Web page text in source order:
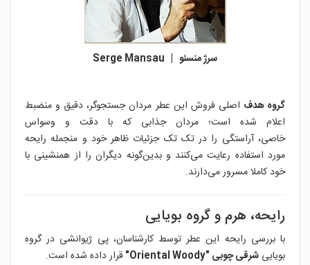
سرژ منسئو | Serge Mansau
گروه هدف اصلی فروش این عطر مردان جستجوگر، دقیق و منضبط
اعلام شده است؛ مردان جذابی که با دقت و وسواس
خاصی، آراستگی را در تک تک جزئیات ظاهر خود و منجمله رایحه
مورد استفاده رعایت می‌کنند و بدین‌گونه دیگران را از همنشینی با
خود کاملا مسرور می‌دارند.
رایحه، هرم و گروه بویایی
با بررسی رایحه این عطر توسط کارشناسان، پی ژیوانشی در گروه
بویایی شرقی چوبی "Oriental Woody " قرار داده‌ شده است.